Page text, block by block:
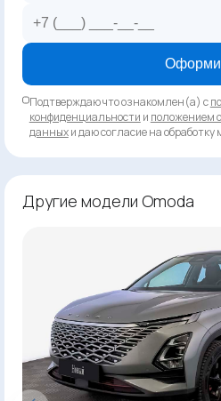
Подтверждаю что ознакомлен(а) с
конфиденциальности и положением
данныхи даю согласие на
Другие модели Omoda